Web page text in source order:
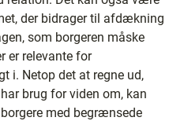
der bidrager til afdækning
som borgeren måske
er relevante for
i. Netop det at regne ud,
brug for viden om, kan
med begrænsede